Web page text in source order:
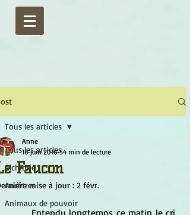
Tous les articles
Alchimie
Ancêtres
Animaux de pouvoir
Tous les articles
Faucon
Anne
18 juin 2016 54 min de lecture
mise à jour : 2 févr.